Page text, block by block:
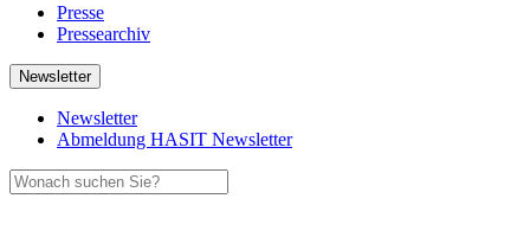
Presse
Pressearchiv
Newsletter
Newsletter
Abmeldung HASIT Newsletter